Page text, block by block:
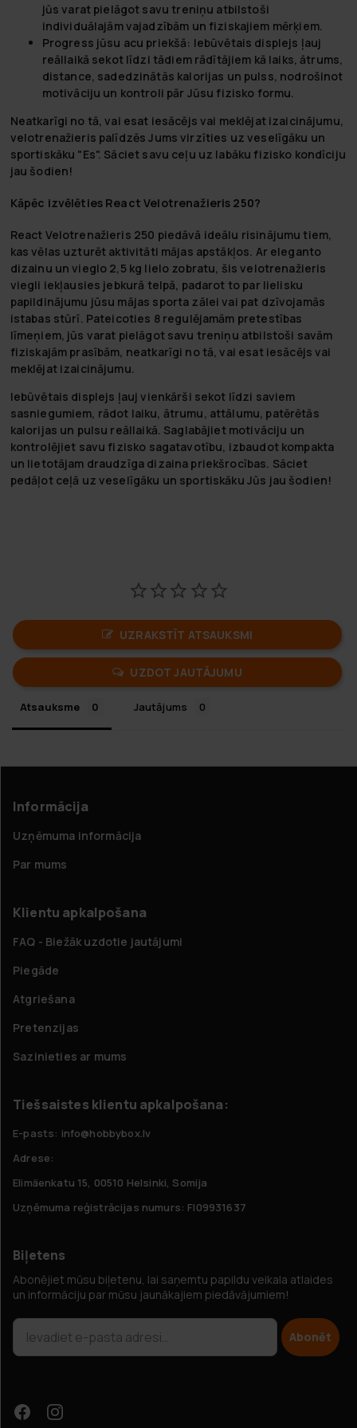
jūs varat pielāgot savu treniņu atbilstoši
individuālajām vajadzībām un fiziskajiem mērķiem.
Progress jūsu acu priekšā: Iebūvētais displejs ļauj
reāllaikā sekot līdzi tādiem rādītājiem kā laiks, ātrums,
distance, sadedzinātās kalorijas un pulss, nodrošinot
motivāciju un kontroli pār Jūsu fizisko formu.
Neatkarīgi no tā, vai esat iesācējs vai meklējat izaicinājumu,
velotrenažieris palīdzēs Jums virzīties uz veselīgāku un
sportiskāku "Es". Sāciet savu ceļu uz labāku fizisko kondīciju
jau šodien!
Kāpēc izvēlēties React Velotrenažieris 250?
React Velotrenažieris 250 piedāvā ideālu risinājumu tiem,
kas vēlas uzturēt aktivitāti mājas apstākļos. Ar eleganto
dizainu un vieglo 2,5 kg lielo zobratu, šis velotrenažieris
viegli iekļausies jebkurā telpā, padarot to par lielisku
papildinājumu jūsu mājas sporta zālei vai pat dzīvojamās
istabas stūrī. Pateicoties 8 regulējamām pretestības
līmeņiem, jūs varat pielāgot savu treniņu atbilstoši savām
fiziskajām prasībām, neatkarīgi no tā, vai esat iesācējs vai
meklējat izaicinājumu.
Iebūvētais displejs ļauj vienkārši sekot līdzi saviem
sasniegumiem, rādot laiku, ātrumu, attālumu, patērētās
kalorijas un pulsu reāllaikā. Saglabājiet motivāciju un
kontrolējiet savu fizisko sagatavotību, izbaudot kompakta
un lietotājam draudzīga dizaina priekšrocības. Sāciet
pedāļot ceļā uz veselīgāku un sportiskāku Jūs jau šodien!
UZRAKSTĪT ATSAUKSMI
UZDOT JAUTĀJUMU
Atsauksme Jautājums
Informācija
Uzņēmuma informācija
Par mums
Klientu apkalpošana
FAQ - Biežāk uzdotie jautājumi
Piegāde
Atgriešana
Pretenzijas
Sazinieties ar mums
Tiešsaistes klientu apkalpošana:
E-pasts: info@hobbybox.lv
Adrese:
Elimäenkatu 15, 00510 Helsinki, Somija
Uzņēmuma reģistrācijas numurs: FI09931637
Biļetens
Abonējiet mūsu biļetenu, lai saņemtu papildu veikala atlaides
un informāciju par mūsu jaunākajiem piedāvājumiem!
Abonēt